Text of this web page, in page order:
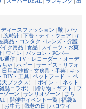
ディースファッション | 靴 | バッ
| 腕時計 | 下着・ナイトウェア | キ
薬品・コンタクトレンズ・介護
イク用品 | 食品 | スイーツ・お菓
| ワイン | パソコン・PCパー
通信 | TV・レコーダー・オーデ
ちゃ | ホビー | サービス・リフォ
| 日用品雑貨・文房具・手芸 | キッ
DIY・工具 | ペットフード ・ ペ
天ブックス ） | ポイント | ネット
誌コラボ） | 贈り物・ギフト | フ
ゾーン | サンリオゾーン | まち
| 開催中イベント一覧 | 福袋＆
| お中元 | 敬老の日 | ハロウィ